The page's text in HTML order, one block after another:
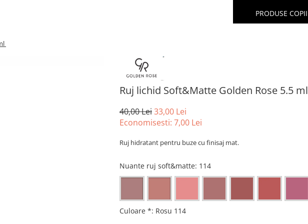
PRODUSE COPII
Ruj lichid Soft&Matte Golden Rose 5.5 ml
40,00 Lei33,00 Lei
Economisesti: 7,00 Lei
Ruj hidratant pentru buze cu finisaj mat.
Nuante ruj soft&matte: 114
Culoare *: Rosu 114